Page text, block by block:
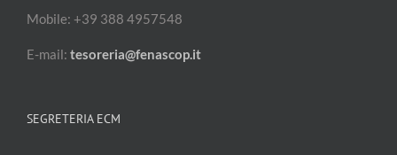
Mobile: +39 388 4957548
E-mail: tesoreria@fenascop.it
SEGRETERIA ECM